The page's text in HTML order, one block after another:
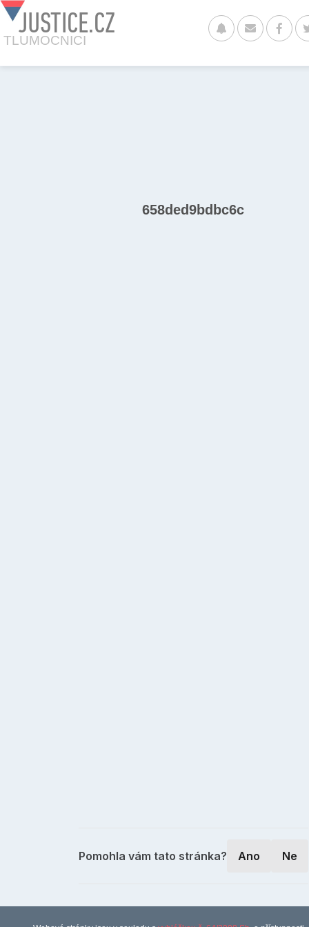
JUSTICE.CZ
TLUMOCNICI
658ded9bdbc6c
Pomohla vám tato stránka? Ano Ne